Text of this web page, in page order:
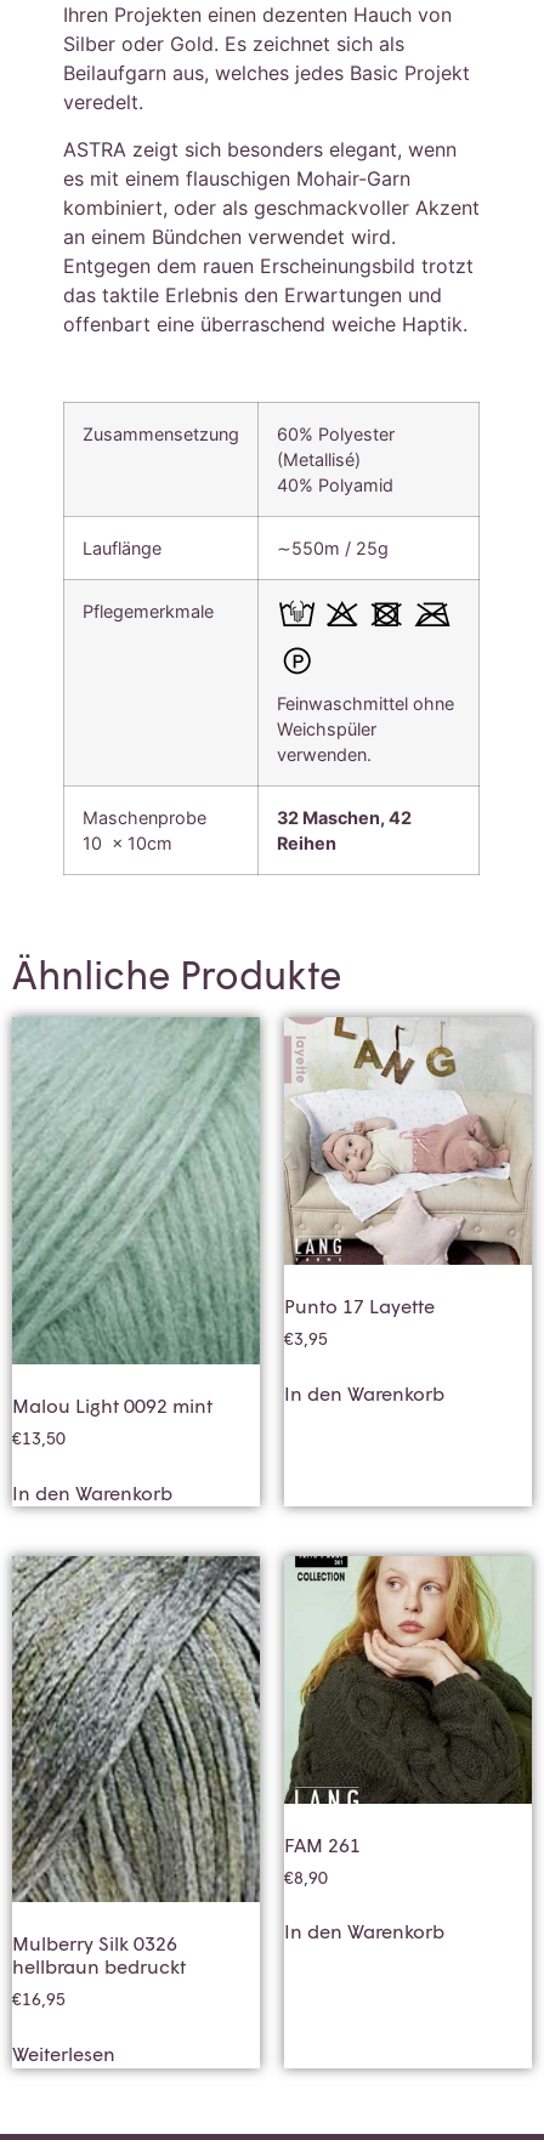
Ihren Projekten einen dezenten Hauch von
Silber oder Gold. Es zeichnet sich als
Beilaufgarn aus, welches jedes Basic Projekt
veredelt.
ASTRA zeigt sich besonders elegant, wenn
es mit einem flauschigen Mohair-Garn
kombiniert, oder als geschmackvoller Akzent
an einem Bündchen verwendet wird.
Entgegen dem rauen Erscheinungsbild trotzt
das taktile Erlebnis den Erwartungen und
offenbart eine überraschend weiche Haptik.
Zusammensetzung
60% Polyester
(Metallisé)
40% Polyamid
Lauflänge ∼550m / 25g
Pflegemerkmale
Feinwaschmittel ohne
Weichspüler
verwenden.
Maschenprobe
10 x 10cm
32 Maschen, 42
Reihen
Ähnliche Produkte
Malou Light 0092 mint
€13,50
In den Warenkorb
Punto 17 Layette
€3,95
In den Warenkorb
Mulberry Silk 0326
hellbraun bedruckt
€16,95
Weiterlesen
FAM 261
€8,90
In den Warenkorb